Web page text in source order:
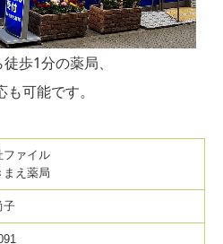
歩1分の薬局、
可能です。
ファイル
まえ薬局